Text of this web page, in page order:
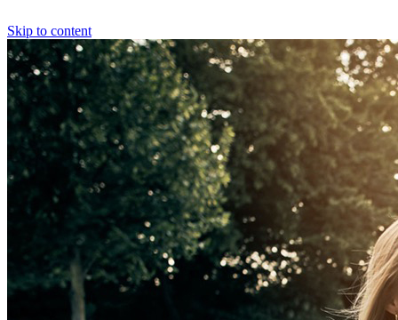
Skip to content